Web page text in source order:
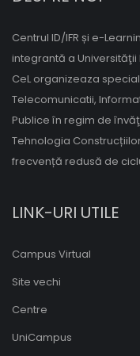
Centrul ID/IFR și e-
integrantă a Universităţii
CeL organizeaza
Telecomunicatii,
Publice în regim de
Tehnologia
frecvență redusă de
LINK-URI UTILE
Campus Virtual
Site vechi
Centre
UniCampus